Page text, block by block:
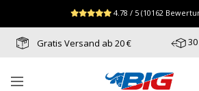
Zum Menü springen
Fußzeile springen
Barrierefreiheits-Widget öffnen
Inhalt
4.78 / 5 (10162
Gratis Versand ab 20 €
Navigation
Batterie-